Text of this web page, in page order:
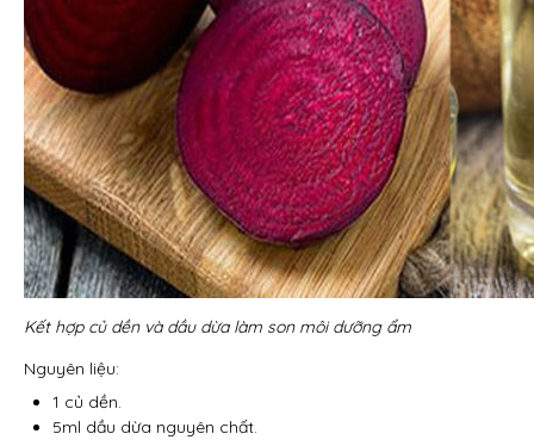
Kết hợp củ dền và dầu dừa làm son môi dưỡng ẩm
Nguyên liệu:
1 củ dền.
5ml dầu dừa nguyên chất.